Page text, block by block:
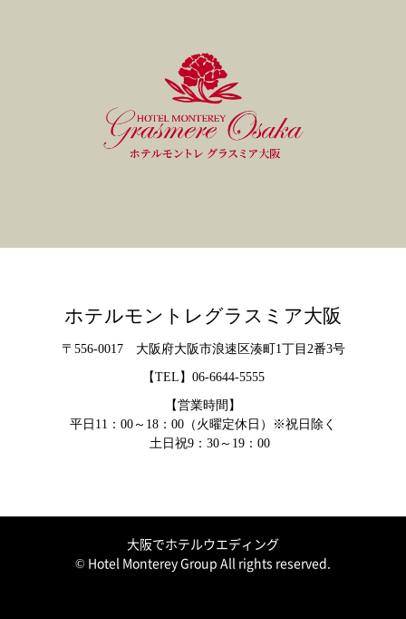
ホテルモントレグラスミア大阪
〒556-0017 大阪府大阪市浪速区湊町1丁目2番3号
【TEL】 06-6644-5555
【営業時間】
平日11：00～18：00（火曜定休日）※祝日除く
土日祝9：30～19：00
大阪でホテルウエディング
© Hotel Monterey Group All rights reserved.